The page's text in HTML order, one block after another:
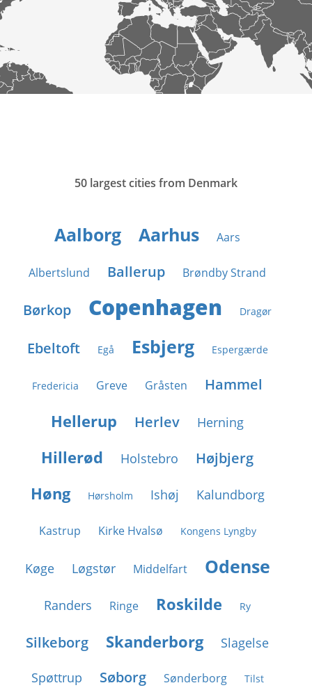
50 largest cities from Denmark
Aalborg Aarhus Aars
Albertslund Ballerup Brøndby Strand
Børkop Copenhagen Dragør
Ebeltoft Egå Esbjerg Espergærde
Fredericia Greve Gråsten Hammel
Hellerup Herlev Herning
Hillerød Holstebro Højbjerg
Høng Hørsholm Ishøj Kalundborg
Kastrup Kirke Hvalsø Kongens Lyngby
Køge Løgstør Middelfart Odense
Randers Ringe Roskilde Ry
Silkeborg Skanderborg Slagelse
Spøttrup Søborg Sønderborg Tilst